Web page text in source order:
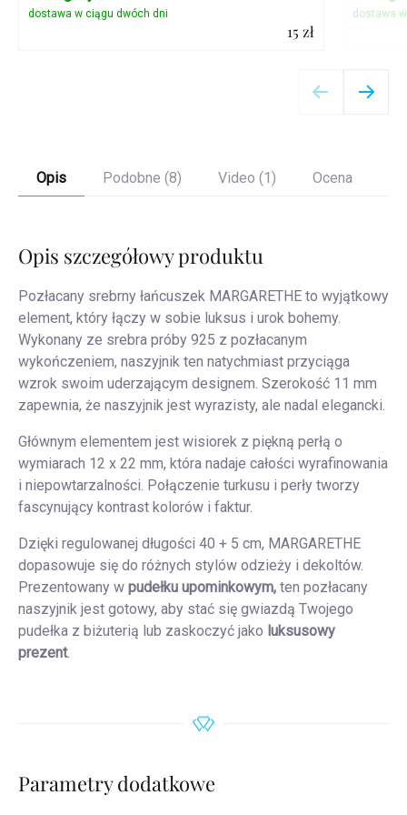
15 zł
Opis Podobne (8) Video (1) Ocena
Opis szczegółowy produktu
Pozłacany srebrny łańcuszek MARGARETHE to wyjątkowy
element, który łączy w sobie luksus i urok bohemy.
Wykonany ze srebra próby 925 z pozłacanym
wykończeniem, naszyjnik ten natychmiast przyciąga
wzrok swoim uderzającym designem. Szerokość 11 mm
zapewnia, że naszyjnik jest wyrazisty, ale nadal elegancki.
Głównym elementem jest wisiorek z piękną perłą o
wymiarach 12 x 22 mm, która nadaje całości wyrafinowania
i niepowtarzalności. Połączenie turkusu i perły tworzy
fascynujący kontrast kolorów i faktur.
Dzięki regulowanej długości 40 + 5 cm, MARGARETHE
dopasowuje się do różnych stylów odzieży i dekoltów.
Prezentowany w pudełku upominkowym, ten pozłacany
naszyjnik jest gotowy, aby stać się gwiazdą Twojego
pudełka z biżuterią lub zaskoczyć jako luksusowy
prezent.
Parametry dodatkowe